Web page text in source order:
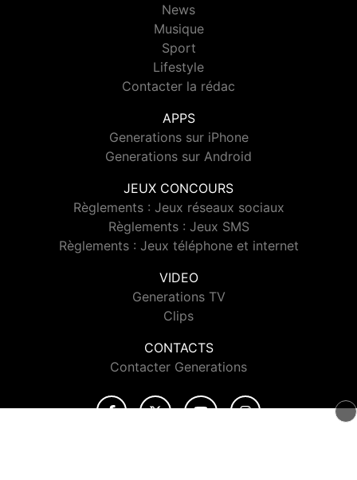
News
Musique
Sport
Lifestyle
Contacter la rédac
APPS
Generations sur iPhone
Generations sur Android
JEUX CONCOURS
Règlements : Jeux réseaux sociaux
Règlements : Jeux SMS
Règlements : Jeux téléphone et internet
VIDEO
Generations TV
Clips
CONTACTS
Contacter Generations